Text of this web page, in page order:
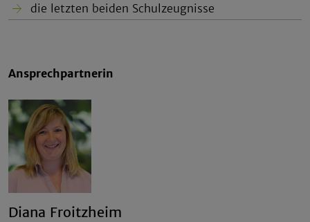
die letzten beiden Schulzeugnisse
Ansprechpartnerin
Diana Froitzheim